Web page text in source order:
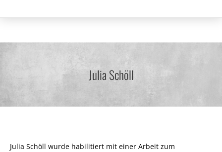
Julia Schöll
Julia Schöll wurde habilitiert mit einer Arbeit zum